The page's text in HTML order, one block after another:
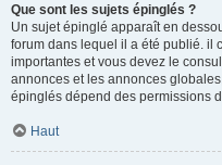
Que sont les sujets épinglés ?
Un sujet épinglé apparaît en
forum dans lequel il a été publié. il
importantes et vous devez le
annonces et les annonces
épinglés dépend des permissions
Haut